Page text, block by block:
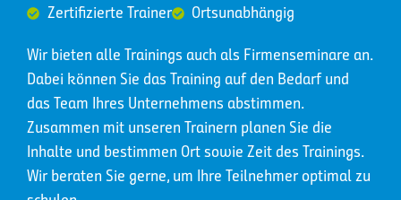
Zertifizierte Trainer
Ortsunabhängig
Wir bieten alle Trainings auch als Firmenseminare an.
Dabei können Sie das Training auf den Bedarf und
das Team Ihres Unternehmens abstimmen.
Zusammen mit unseren Trainern planen Sie die
Inhalte und bestimmen Ort sowie Zeit des Trainings.
Wir beraten Sie gerne, um Ihre Teilnehmer optimal zu